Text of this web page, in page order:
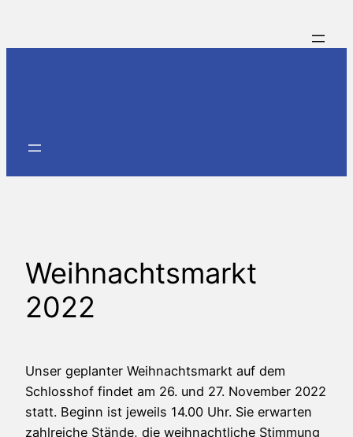
Weihnachtsmarkt
2022
Unser geplanter Weihnachtsmarkt auf dem
Schlosshof findet am 26. und 27. November 2022
statt. Beginn ist jeweils 14.00 Uhr. Sie erwarten
zahlreiche Stände, die weihnachtliche Stimmung